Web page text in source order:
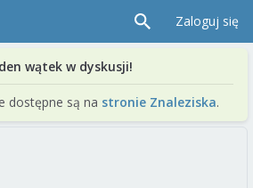
Zaloguj się
wątek w dyskusji!
dostępne są na stronie Znaleziska.